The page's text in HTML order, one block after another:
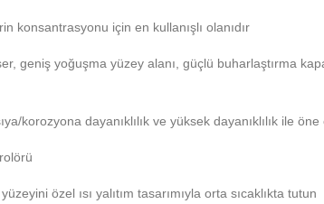
konsantrasyonu için en kullanışlı olanıdır
geniş yoğuşma yüzey alanı, güçlü buharlaştırma
korozyona dayanıklılık ve yüksek dayanıklılık ile öne
özel ısı yalıtım tasarımıyla orta sıcaklıkta tutun